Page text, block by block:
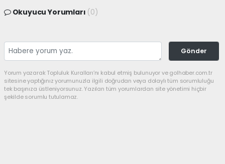
Okuyucu Yorumları (0)
Gönder
Yorum yazarak Topluluk Kuralları’nı kabul etmiş bulunuyor ve golhaber.com.tr
sitesine yaptığınız yorumunuzla ilgili doğrudan veya dolaylı tüm sorumluluğu
tek başınıza üstleniyorsunuz. Yazılan tüm yorumlardan site yönetimi hiçbir
şekilde sorumlu tutulamaz.